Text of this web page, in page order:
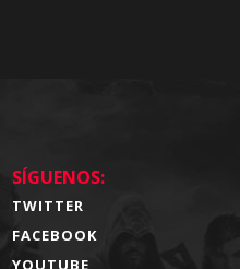
SÍGUENOS:
TWITTER
FACEBOOK
YOUTUBE